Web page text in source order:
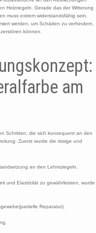
Holzriegeln. Gerade das der Witterung
muss extrem widerstandsfähig sein.
werden, um Schäden zu verhindern,
können.
am
Schritten, die sich konsequent an den
Zuerst wurde die rissige und
an den Lehmziegeln.
und Elastizität zu gewährleisten, wurde
Reparatur).